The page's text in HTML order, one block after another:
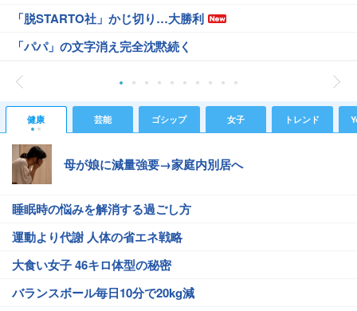
「脱STARTO社」かじ切り…大勝利
「パパ」の文字消え完全沈黙続く
健康 芸能 ゴシップ 女子 トレンド
母が娘に減量強要→家庭内別居へ
睡眠時の悩みを解消する過ごし方
運動より代謝 人体の省エネ戦略
大食い女子 46キロ体型の秘密
バランスボール毎日10分で20kg減